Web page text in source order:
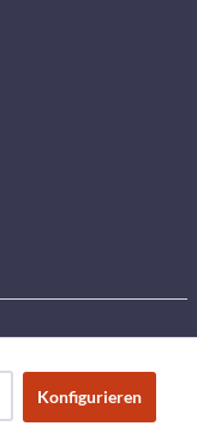
Konfigurieren